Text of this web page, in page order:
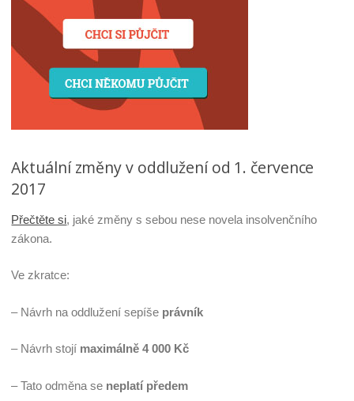
Aktuální změny v oddlužení od 1. července
2017
Přečtěte si, jaké změny s sebou nese novela insolvenčního
zákona.
Ve zkratce:
– Návrh na oddlužení sepíše právník
– Návrh stojí maximálně 4 000 Kč
– Tato odměna se neplatí předem